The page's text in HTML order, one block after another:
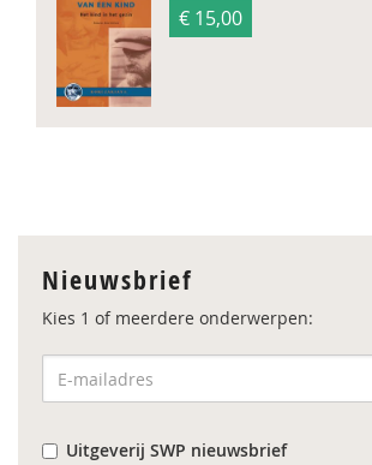
€ 15,00
Nieuwsbrief
Kies 1 of meerdere onderwerpen:
Uitgeverij SWP nieuwsbrief